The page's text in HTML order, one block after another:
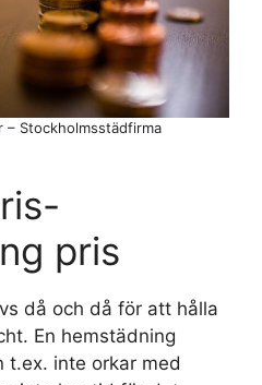
Stockholmsstädfirma
pris
då och då för att hålla
En hemstädning
t.ex. inte orkar med